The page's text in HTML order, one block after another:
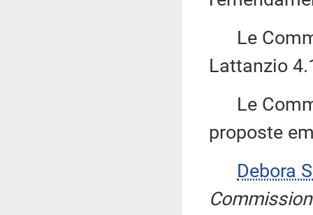
Le
Lattanzio
Le
proposte
Debora